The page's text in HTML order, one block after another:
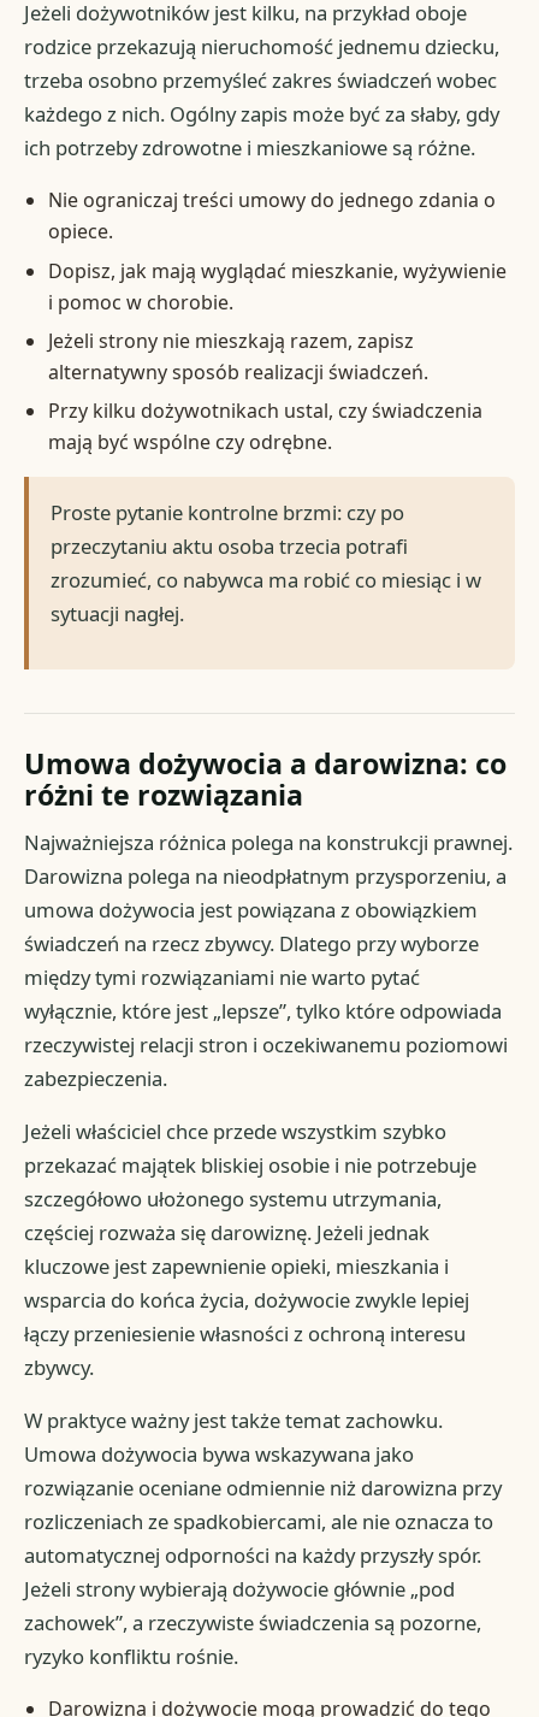
Jeżeli dożywotników jest kilku, na przykład oboje
rodzice przekazują nieruchomość jednemu dziecku,
trzeba osobno przemyśleć zakres świadczeń wobec
każdego z nich. Ogólny zapis może być za słaby, gdy
ich potrzeby zdrowotne i mieszkaniowe są różne.
Nie ograniczaj treści umowy do jednego zdania o
opiece.
Dopisz, jak mają wyglądać mieszkanie, wyżywienie
i pomoc w chorobie.
Jeżeli strony nie mieszkają razem, zapisz
alternatywny sposób realizacji świadczeń.
Przy kilku dożywotnikach ustal, czy świadczenia
mają być wspólne czy odrębne.
Proste pytanie kontrolne brzmi: czy po
przeczytaniu aktu osoba trzecia potrafi
zrozumieć, co nabywca ma robić co miesiąc i w
sytuacji nagłej.
Umowa dożywocia a darowizna: co
różni te rozwiązania
Najważniejsza różnica polega na konstrukcji prawnej.
Darowizna polega na nieodpłatnym przysporzeniu, a
umowa dożywocia jest powiązana z obowiązkiem
świadczeń na rzecz zbywcy. Dlatego przy wyborze
między tymi rozwiązaniami nie warto pytać
wyłącznie, które jest „lepsze”, tylko które odpowiada
rzeczywistej relacji stron i oczekiwanemu poziomowi
zabezpieczenia.
Jeżeli właściciel chce przede wszystkim szybko
przekazać majątek bliskiej osobie i nie potrzebuje
szczegółowo ułożonego systemu utrzymania,
częściej rozważa się darowiznę. Jeżeli jednak
kluczowe jest zapewnienie opieki, mieszkania i
wsparcia do końca życia, dożywocie zwykle lepiej
łączy przeniesienie własności z ochroną interesu
zbywcy.
W praktyce ważny jest także temat zachowku.
Umowa dożywocia bywa wskazywana jako
rozwiązanie oceniane odmiennie niż darowizna przy
rozliczeniach ze spadkobiercami, ale nie oznacza to
automatycznej odporności na każdy przyszły spór.
Jeżeli strony wybierają dożywocie głównie „pod
zachowek”, a rzeczywiste świadczenia są pozorne,
ryzyko konfliktu rośnie.
Darowizna i dożywocie mogą prowadzić do tego